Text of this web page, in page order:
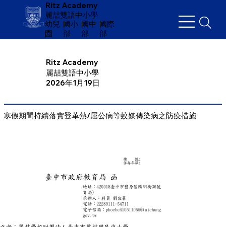
Ritz Academy
麗喆雙語中小學
幼兒
園
​國小
部
國中
部
國際
部
Ritz Academy
麗喆雙語中小學
2026年1月19日
寒假期間持續落實登革熱/屈公病等蚊媒傳染病之防疫措施